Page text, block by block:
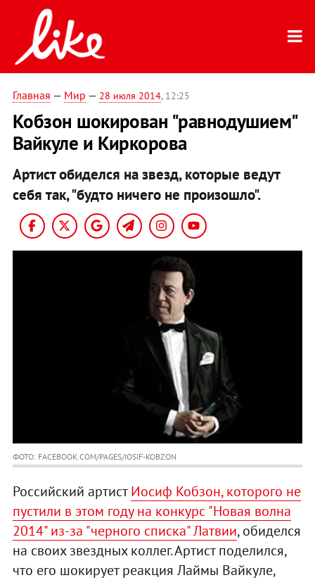
Главная — Мир — 28 июля 2014, 12:25
Кобзон шокирован "равнодушием"
Вайкуле и Киркорова
Артист обиделся на звезд, которые ведут
себя так, "будто ничего не произошло".
ФОТО: FACEBOOK.COM/PAGES/IOSIF-KOBZON
Российский артистИосиф Кобзон, которого не
пустили в этом году на конкурс "Новая волна
2014" из-за "черного списка" Латвии, обиделся
на своих звездных коллег. Артист поделился,
что его шокирует реакция Лаймы Вайкуле,